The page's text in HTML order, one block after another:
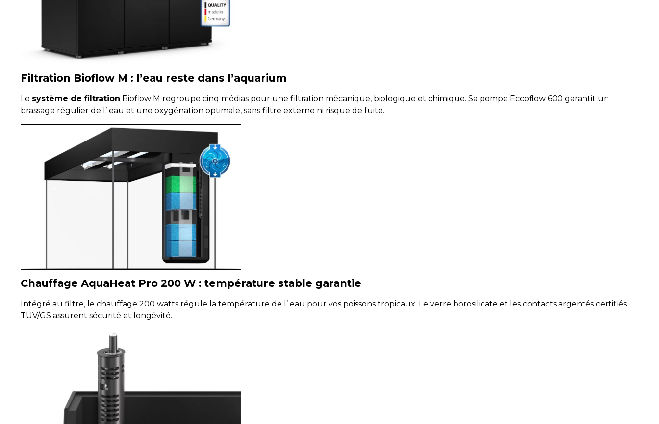
Filtration Bioflow M : l’eau reste dans l’aquarium
Le système de filtration Bioflow M regroupe cinq médias pour une filtration mécanique, biologique et chimique. Sa pompe Eccoflow 600 garantit un
brassage régulier de l’ eau et une oxygénation optimale, sans filtre externe ni risque de fuite.
Chauffage AquaHeat Pro 200 W : température stable garantie
Intégré au filtre, le chauffage 200 watts régule la température de l’ eau pour vos poissons tropicaux. Le verre borosilicate et les contacts argentés certifiés
TÜV/GS assurent sécurité et longévité.